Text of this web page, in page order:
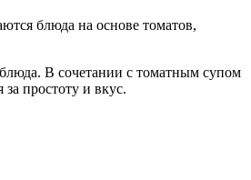
блюда на основе томатов,
В сочетании с томатным супом
простоту и вкус.